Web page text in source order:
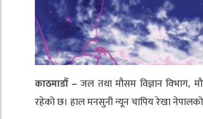
काठमाडौँ – जल तथा मौसम विज्ञान विभाग,
रहेको छ। हाल मनसुनी न्यून चापिय रेखा